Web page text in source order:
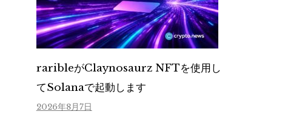
raribleがClaynosaurz NFTを使用し
てSolanaで起動します
2026年8月7日